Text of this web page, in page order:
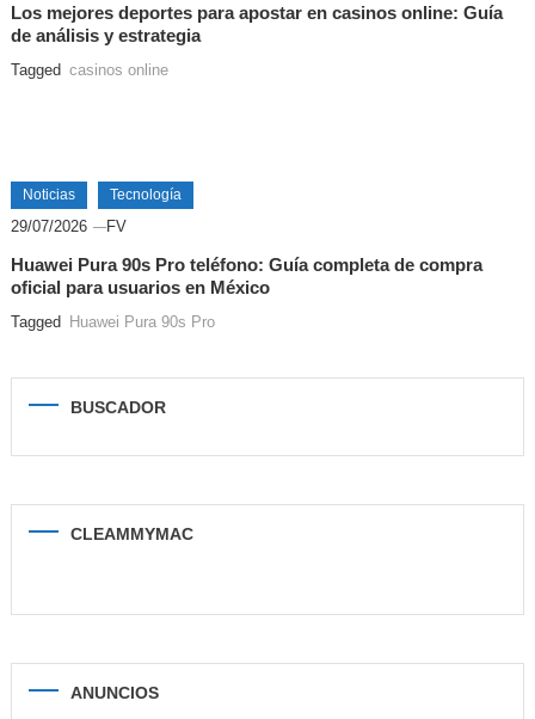
Los mejores deportes para apostar en casinos online: Guía
de análisis y estrategia
Tagged casinos online
Noticias Tecnología
29/07/2026 FV
Huawei Pura 90s Pro teléfono: Guía completa de compra
oficial para usuarios en México
Tagged Huawei Pura 90s Pro
BUSCADOR
CLEAMMYMAC
ANUNCIOS